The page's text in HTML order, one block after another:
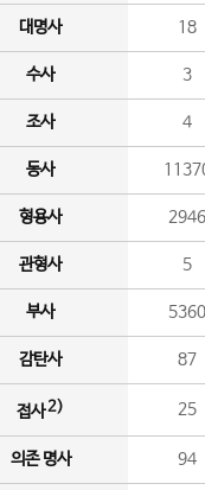
대명사 18
수사 3
조사 4
동사
형용사 2946
관형사 5
부사 5360
감탄사 87
접사2) 25
의존 명사 94